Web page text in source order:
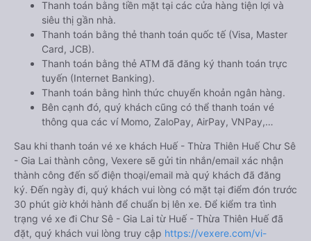
Thanh toán bằng tiền mặt tại các cửa hàng tiện lợi và
siêu thị gần nhà.
Thanh toán bằng thẻ thanh toán quốc tế (Visa, Master
Card, JCB).
Thanh toán bằng thẻ ATM đã đăng ký thanh toán trực
tuyến (Internet Banking).
Thanh toán bằng hình thức chuyển khoản ngân hàng.
Bên cạnh đó, quý khách cũng có thể thanh toán vé
thông qua các ví Momo, ZaloPay, AirPay, VNPay,…
Sau khi thanh toán vé xe khách Huế - Thừa Thiên Huế Chư Sê
- Gia Lai thành công, Vexere sẽ gửi tin nhắn/email xác nhận
thành công đến số điện thoại/email mà quý khách đã đăng
ký. Đến ngày đi, quý khách vui lòng có mặt tại điểm đón trước
30 phút giờ khởi hành để chuẩn bị lên xe. Để kiểm tra tình
trạng vé xe đi Chư Sê - Gia Lai từ Huế - Thừa Thiên Huế đã
đặt, quý khách vui lòng truy cập https://vexere.com/vi-